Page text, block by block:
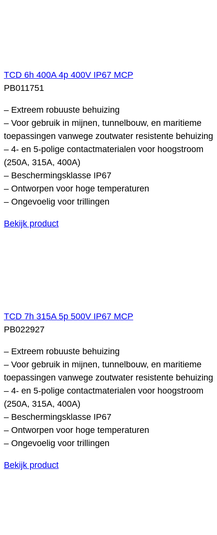
TCD 6h 400A 4p 400V IP67 MCP
PB011751
– Extreem robuuste behuizing
– Voor gebruik in mijnen, tunnelbouw, en maritieme
toepassingen vanwege zoutwater resistente behuizing
– 4- en 5-polige contactmaterialen voor hoogstroom
(250A, 315A, 400A)
– Beschermingsklasse IP67
– Ontworpen voor hoge temperaturen
– Ongevoelig voor trillingen
Bekijk product
TCD 7h 315A 5p 500V IP67 MCP
PB022927
– Extreem robuuste behuizing
– Voor gebruik in mijnen, tunnelbouw, en maritieme
toepassingen vanwege zoutwater resistente behuizing
– 4- en 5-polige contactmaterialen voor hoogstroom
(250A, 315A, 400A)
– Beschermingsklasse IP67
– Ontworpen voor hoge temperaturen
– Ongevoelig voor trillingen
Bekijk product